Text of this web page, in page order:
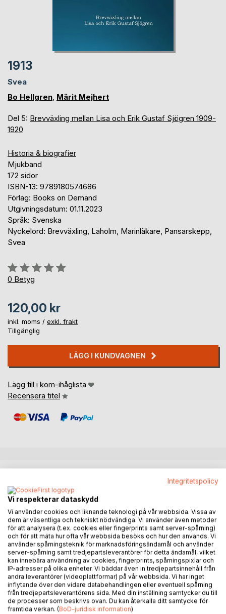
1913
Svea
Bo Hellgren Märit Mejhert
Del 5: Brevväxling mellan Lisa och Erik Gustaf Sjögren 1909-
1920
Historia & biografier
Mjukband
172 sidor
ISBN-13: 9789180574686
Förlag: Books on Demand
Utgivningsdatum: 01.11.2023
Språk: Svenska
Nyckelord: Brevväxling, Laholm, Marinläkare, Pansarskepp,
Svea
Betyg::
0%
0 Betyg
120,00 kr
inkl. moms / exkl. frakt
Tillgänglig
LÄGG I KUNDVAGNEN
Lägg till i kom-ihåglista
Recensera titel
På hösten 1908 träffas Lisa Larsson och Erik Gustaf
Sjögren i Lund, där båda studerar. De blir förälskade, gifter
sig 1912 och får fyra barn. Men studier, arbete och Erik
Gustafs åtta kommenderingar som marinläkare på sju
pansarskepp gör att de tvingas leva åtskilda under många
perioder fram till 1920. Deras brevväxling under dessa tider
finns bevarad, över 1300 brev. Denna bok innehåller breven
från 1913.
Lisa och Erik Gustaf bor på Parmmätargatan 5B på
Kungsholmen. Den 18 maj 1913 föds deras son Sven-Erik.
Integritetspolicy
Vi respekterar dataskydd
Vi använder cookies och liknande teknologi på vår webbsida. Vissa av
dem är väsentliga och tekniskt nödvändiga. Vi använder även metoder
för att analysera (t.ex. cookies eller fingerprints samt server-spårning)
och för att mäta hur ofta vår webbsida besöks och hur den används. Vi
använder spårningsteknik för marknadsföringsändamål och använder
server-spårning samt tredjepartsleverantörer för detta ändamål, vilket
kan innebära användning av cookies, fingerprints, spårningspixlar och
IP-adresser på olika enheter. Vi bäddar även in tredjepartsinnehåll från
andra leverantörer (videoplattformar) på vår webbsida. Vi har inget
inflytande över den vidare databehandlingen eller eventuell spårning
från tredjepartsleverantörens sida. Med din inställning samtycker du till
de processer som beskrivs ovan. Du kan återkalla ditt samtycke för
framtida verkan. (BoD-juridisk information)